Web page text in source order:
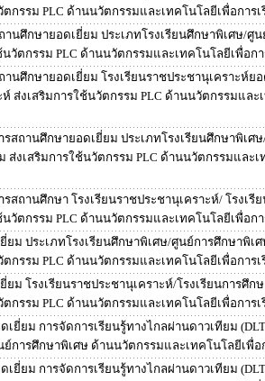
ตกรรม PLC ด้านนวัตกรรมและเทคโนโลยีเพื่อการ
านศึกษายอดเยี่ยม ประเภทโรงเรียนศึกษาพิเศษ/ศู
นวัตกรรม PLC ด้านนวัตกรรมและเทคโนโลยีเพื่อก
านศึกษายอดเยี่ยม โรงเรียนราชประชานุเคราะห์ย
ห์ ส่งเสริมการใช้นวัตกรรม PLC ด้านนวัตกรรมและ
รสถานศึกษายอดเยี่ยม ประเภทโรงเรียนศึกษาพิเศ
ส่งเสริมการใช้นวัตกรรม PLC ด้านนวัตกรรมและเ
สถานศึกษา โรงเรียนราชประชานุเคราะห์/ โรงเรี
นวัตกรรม PLC ด้านนวัตกรรมและเทคโนโลยีเพื่อก
ยม ประเภทโรงเรียนศึกษาพิเศษ/ศูนย์การศึกษาพิเ
ตกรรม PLC ด้านนวัตกรรมและเทคโนโลยีเพื่อการ
ยม โรงเรียนราชประชานุเคราะห์/โรงเรียนการศึก
ตกรรม PLC ด้านนวัตกรรมและเทคโนโลยีเพื่อการ
เยี่ยม การจัดการเรียนรู้ทางไกลผ่านดาวเทียม
การศึกษาพิเศษ ด้านนวัตกรรมและเทคโนโลยีเพื่อ
เยี่ยม การจัดการเรียนรู้ทางไกลผ่านดาวเทียม